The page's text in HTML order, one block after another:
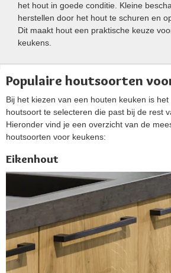
het hout in goede conditie. Kleine
herstellen door het hout te schuren en
Dit maakt hout een praktische keuze
keukens.
Populaire houtsoorten
Bij het kiezen van een houten keuken is
houtsoort te selecteren die past bij de rest
Hieronder vind je een overzicht van de
houtsoorten voor keukens:
Eikenhout